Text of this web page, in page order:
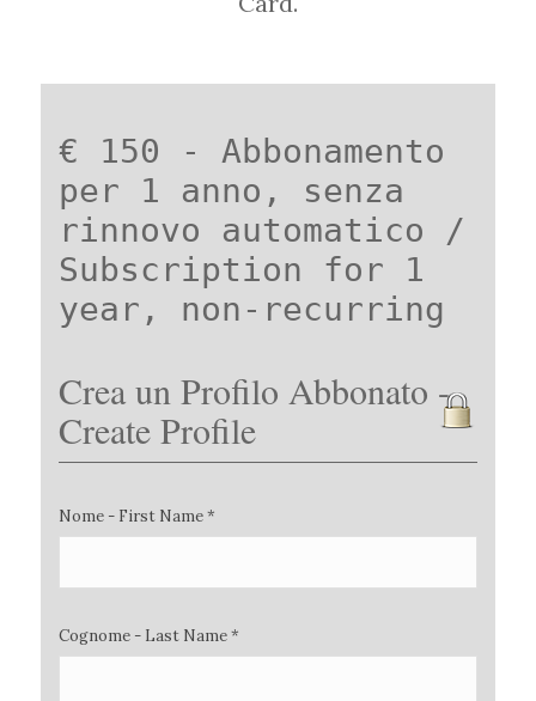
€ 150 - Abbonamento
per 1 anno, senza
rinnovo automatico /
Subscription for 1
year, non-recurring
Crea un Profilo Abbonato -
Create Profile
Nome - First Name *
Cognome - Last Name *